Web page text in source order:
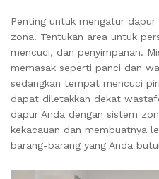
Penting untuk mengatur
zona. Tentukan area untuk
mencuci, dan penyimpanan.
memasak seperti panci dan
sedangkan tempat mencuci
dapat diletakkan dekat
dapur Anda dengan sistem
kekacauan dan membuatnya
barang-barang yang Anda